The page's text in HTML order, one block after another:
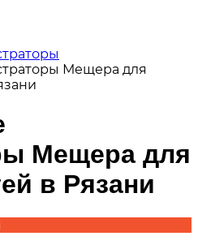
Мещера для
Мещера для
в Рязани